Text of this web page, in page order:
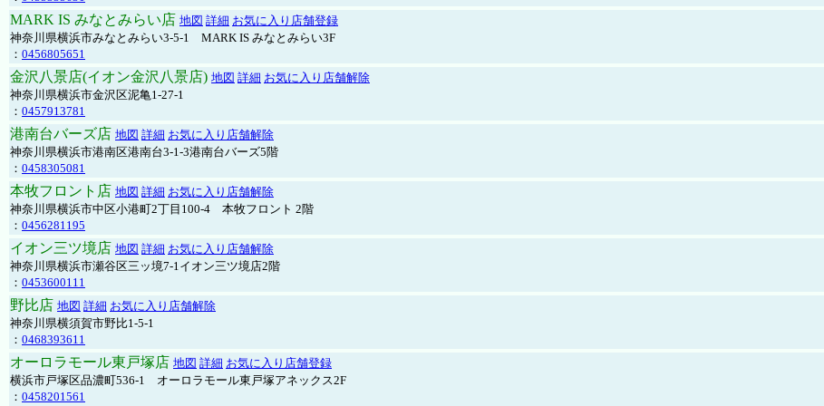
MARK IS みなとみらい店 地図 詳細 お気に入り店舗登録
神奈川県横浜市みなとみらい3-5-1 MARK IS みなとみらい3F
： 0456805651
金沢八景店(イオン金沢八景店) 地図 詳細 お気に入り店舗解除
神奈川県横浜市金沢区泥亀1-27-1
： 0457913781
港南台バーズ店 地図 詳細 お気に入り店舗解除
神奈川県横浜市港南区港南台3-1-3港南台バーズ5階
： 0458305081
本牧フロント店 地図 詳細 お気に入り店舗解除
神奈川県横浜市中区小港町2丁目100-4 本牧フロント 2階
： 0456281195
イオン三ツ境店 地図 詳細 お気に入り店舗解除
神奈川県横浜市瀬谷区三ッ境7-1イオン三ツ境店2階
： 0453600111
野比店 地図 詳細 お気に入り店舗解除
神奈川県横須賀市野比1-5-1
： 0468393611
オーロラモール東戸塚店 地図 詳細 お気に入り店舗登録
横浜市戸塚区品濃町536-1 オーロラモール東戸塚アネックス2F
： 0458201561